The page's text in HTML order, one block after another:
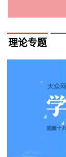
理论专题